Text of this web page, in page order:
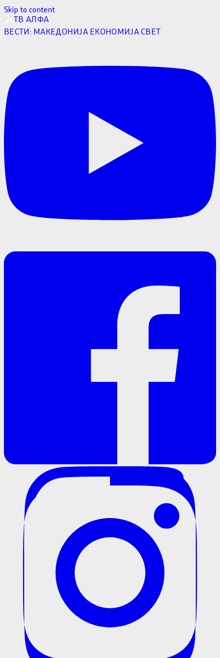
Skip to content
ТВ АЛФА
ВЕСТИ: МАКЕДОНИЈА ЕКОНОМИЈАСВЕТ